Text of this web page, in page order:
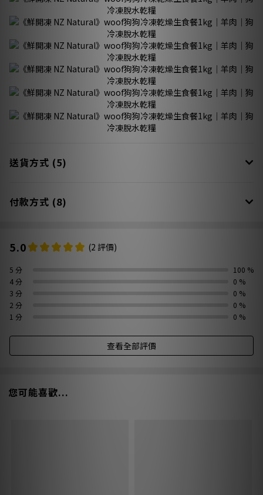
送貨方式 (5)
付款方式 (8)
5.0 (2 評價)
5 分
100 %
4 分
0 %
3 分
0 %
2 分
0 %
1 分
0 %
查看全部評價
您可能喜歡...